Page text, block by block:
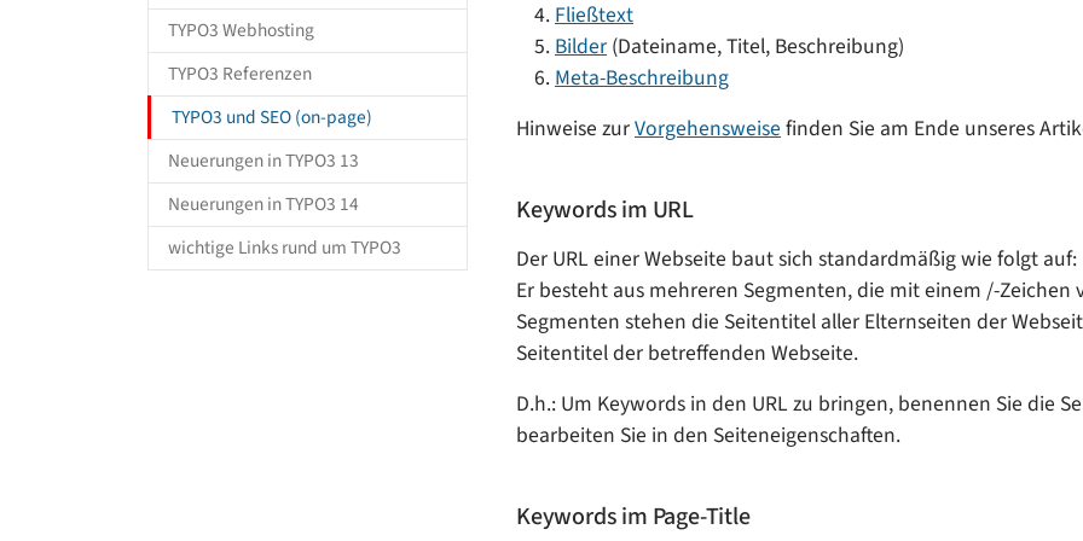
Fließtext
Bilder (Dateiname, Titel, Beschreibung)
Meta-Beschreibung
Hinweise zurVorgehensweise finden Sie am Ende unseres
Keywords im URL
Der URL einer Webseite baut sich standardmäßig wie folgt auf:
Er besteht aus mehreren Segmenten, die mit einem /-
Segmenten stehen die Seitentitel aller Elternseiten der
Seitentitel der betreffenden Webseite.
D.h.: Um Keywords in den URL zu bringen, benennen Sie die
bearbeiten Sie in den Seiteneigenschaften.
Keywords im Page-Title
TYPO3 Webhosting
TYPO3 Referenzen
TYPO3 und SEO (on-page)
Neuerungen in TYPO3 13
Neuerungen in TYPO3 14
wichtige Links rund um TYPO3